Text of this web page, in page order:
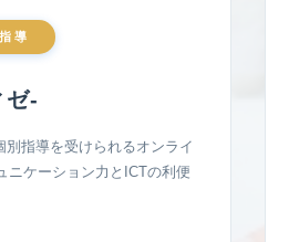
導
-
指導を受けられるオンライ
ニケーション力とICTの利便